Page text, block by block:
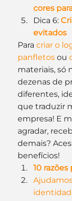
cores
Dica 6:
evitados
Para criar o
panfletos ou
materiais, só
dezenas de
diferentes,
que traduzir
empresa! E
agradar,
demais?
benefícios!
10 razões